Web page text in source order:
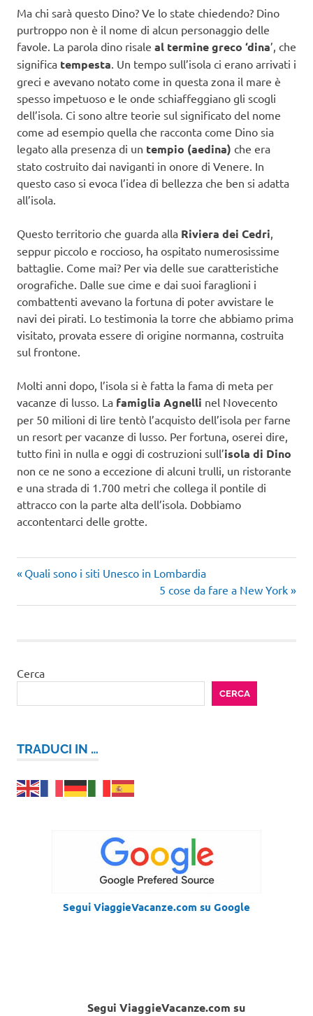
Ma chi sarà questo Dino? Ve lo state chiedendo? Dino
purtroppo non è il nome di alcun personaggio delle
favole. La parola dino risale al termine greco ‘dina’, che
significa tempesta . Un tempo sull’isola ci erano arrivati i
greci e avevano notato come in questa zona il mare è
spesso impetuoso e le onde schiaffeggiano gli scogli
dell’isola. Ci sono altre teorie sul significato del nome
come ad esempio quella che racconta come Dino sia
legato alla presenza di un tempio (aedina) che era
stato costruito dai naviganti in onore di Venere. In
questo caso si evoca l’idea di bellezza che ben si adatta
all’isola.
Questo territorio che guarda alla Riviera dei Cedri
seppur piccolo e roccioso, ha ospitato numerosissime
battaglie. Come mai? Per via delle sue caratteristiche
orografiche. Dalle sue cime e dai suoi faraglioni i
combattenti avevano la fortuna di poter avvistare le
navi dei pirati. Lo testimonia la torre che abbiamo prima
visitato, provata essere di origine normanna, costruita
sul frontone.
Molti anni dopo, l’isola si è fatta la fama di meta per
vacanze di lusso. La famiglia Agnelli nel Novecento
per 50 milioni di lire tentò l’acquisto dell’isola per farne
un resort per vacanze di lusso. Per fortuna, oserei dire,
tutto finì in nulla e oggi di costruzioni sull’isola di Dino
non ce ne sono a eccezione di alcuni trulli, un ristorante
e una strada di 1.700 metri che collega il pontile di
attracco con la parte alta dell’isola. Dobbiamo
accontentarci delle grotte.
Navigazione
articoli
Articolo
Quali sono i siti Unesco in Lombardia
Articolo
successivo:
5 cose da fare a New York
Cerca
CERCA
TRADUCI IN …
Segui ViaggieVacanze.com su Google
Segui ViaggieVacanze.com su